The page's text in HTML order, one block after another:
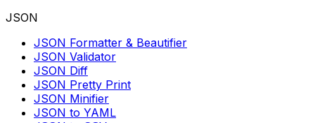
JSON
JSON Formatter & Beautifier
JSON Validator
JSON Diff
JSON Pretty Print
JSON Minifier
JSON to YAML